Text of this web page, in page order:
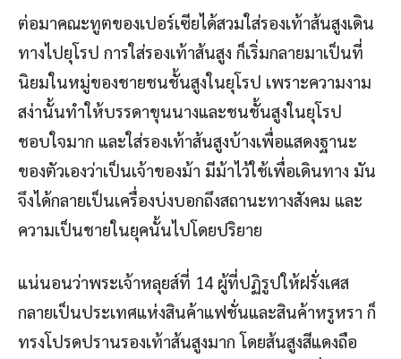
ต่อมาคณะทูตของเปอร์เซียได้สวมใส่รองเท้าส้นสูงเดิน
ทางไปยุโรป การใส่รองเท้าส้นสูง ก็เริ่มกลายมาเป็นที่
นิยมในหมู่ของชายชนชั้นสูงในยุโรป เพราะความงาม
สง่านั้นทำให้บรรดาขุนนางและชนชั้นสูงในยุโรป
ชอบใจมาก และใส่รองเท้าส้นสูงบ้างเพื่อแสดงฐานะ
ของตัวเองว่าเป็นเจ้าของม้า มีม้าไว้ใช้เพื่อเดินทาง มัน
จึงได้กลายเป็นเครื่องบ่งบอกถึงสถานะทางสังคม และ
ความเป็นชายในยุคนั้นไปโดยปริยาย
แน่นอนว่าพระเจ้าหลุยส์ที่ 14 ผู้ที่ปฏิรูปให้ฝรั่งเศส
กลายเป็นประเทศแห่งสินค้าแฟชั่นและสินค้าหรูหรา ก็
ทรงโปรดปรานรองเท้าส้นสูงมาก โดยส้นสูงสีแดงถือ